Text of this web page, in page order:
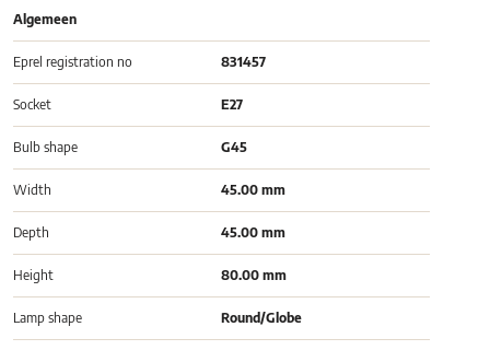
Algemeen
Eprel registration no 831457
Socket E27
Bulb shape G45
Width 45.00 mm
Depth 45.00 mm
Height 80.00 mm
Lamp shape Round/Globe